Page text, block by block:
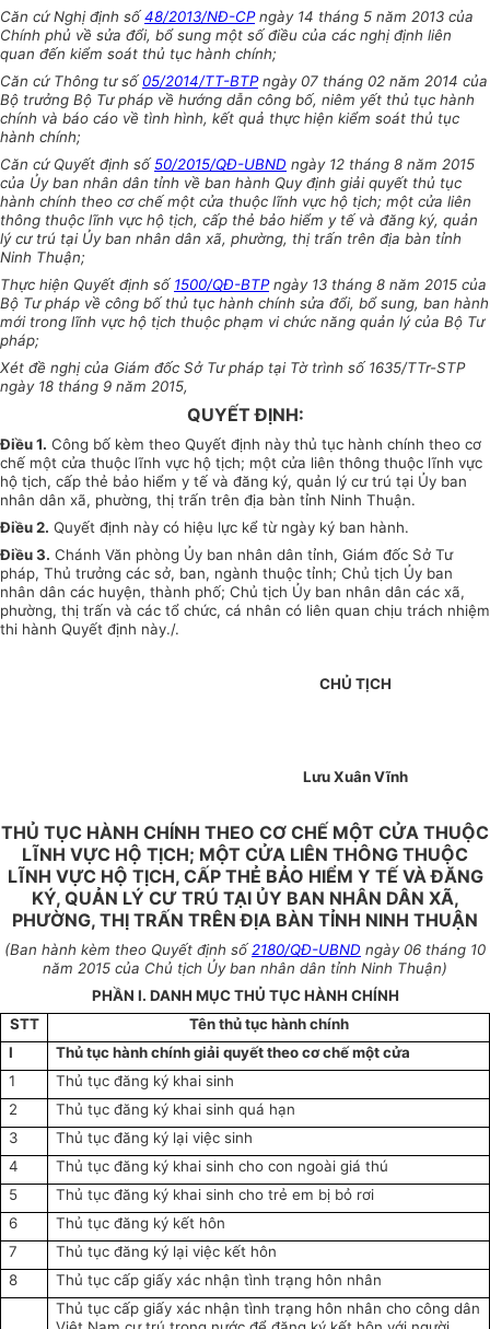
Căn cứ Nghị định số48/2013/NĐ-CPngày 14 tháng 5 năm 2013 của
Chính phủ về sửa đổi, bổ sung một số điều của các nghị định liên
quan đến kiểm soát thủ tục hành chính;
Căn cứ Thông tư số 05/2014/TT-BTPngày 07 tháng 02 năm 2014 của
Bộ trưởng Bộ Tư pháp về hướng dẫn công bố, niêm yết thủ tục hành
chính và báo cáo về tình hình, kết quả thực hiện kiểm soát thủ tục
hành chính;
Căn cứ Quyết định số 50/2015/QĐ-UBND ngày 12 tháng 8 năm 2015
của Ủy ban nhân dân tỉnh về ban hành Quy định giải quyết thủ tục
hành chính theo cơ chế một cửa thuộc lĩnh vực hộ tịch; một cửa liên
thông thuộc lĩnh vực hộ tịch, cấp thẻ bảo hiểm y tế và đăng ký, quản
lý cư trú tại Ủy ban nhân dân xã, phường, thị trấn trên địa bàn tỉnh
Ninh Thuận;
Thực hiện Quyết định số 1500/QĐ-BTPngày 13 tháng 8 năm 2015 của
Bộ Tư pháp về công bố thủ tục hành chính sửa đổi, bổ sung, ban hành
mới trong lĩnh vực hộ tịch thuộc phạm vi chức năng quản lý của Bộ Tư
pháp;
Xét đề nghị của Giám đốc Sở Tư pháp tại Tờ trình số 1635/TTr-STP
ngày 18 tháng 9 năm 2015,
QUYẾT ĐỊNH:
Điều 1. Công bố kèm theo Quyết định này thủ tục hành chính theo cơ
chế một cửa thuộc lĩnh vực hộ tịch; một cửa liên thông thuộc lĩnh vực
hộ tịch, cấp thẻ bảo hiểm y tế và đăng ký, quản lý cư trú tại Ủy ban
nhân dân xã, phường, thị trấn trên địa bàn tỉnh Ninh Thuận.
Điều 2. Quyết định này có hiệu lực kể từ ngày ký ban hành.
Điều 3. Chánh Văn phòng Ủy ban nhân dân tỉnh, Giám đốc Sở Tư
pháp, Thủ trưởng các sở, ban, ngành thuộc tỉnh; Chủ tịch Ủy ban
nhân dân các huyện, thành phố; Chủ tịch Ủy ban nhân dân các xã,
phường, thị trấn và các tổ chức, cá nhân có liên quan chịu trách nhiệm
thi hành Quyết định này./.
CHỦ TỊCH
Lưu Xuân Vĩnh
THỦ TỤC HÀNH CHÍNH THEO CƠ CHẾ MỘT CỬA THUỘC
LĨNH VỰC HỘ TỊCH; MỘT CỬA LIÊN THÔNG THUỘC
LĨNH VỰC HỘ TỊCH, CẤP THẺ BẢO HIỂM Y TẾ VÀ ĐĂNG
KÝ, QUẢN LÝ CƯ TRÚ TẠI ỦY BAN NHÂN DÂN XÃ,
PHƯỜNG, THỊ TRẤN TRÊN ĐỊA BÀN TỈNH NINH THUẬN
(Ban hành kèm theo Quyết định số 2180/QĐ-UBND ngày 06 tháng 10
năm 2015 của Chủ tịch Ủy ban nhân dân tỉnh Ninh Thuận)
PHẦN I. DANH MỤCTHỦ TỤC HÀNH CHÍNH
STT
Tên thủ tục hành chính
I
Thủ tục hành chính giải quyết theo cơ chế một cửa
1
Thủ tục đăng ký khai sinh
2
Thủ tục đăng ký khai sinh quá hạn
3
Thủ tục đăng ký lại việc sinh
4
Thủ tục đăng ký khai sinh cho con ngoài giá thú
5
Thủ tục đăng ký khai sinh cho trẻ em bị bỏ rơi
6
Thủ tục đăng ký kết hôn
7
Thủ tục đăng ký lại việc kết hôn
8
Thủ tục cấp giấy xác nhận tình trạng hôn nhân
Thủ tục cấp giấy xác nhận tình trạng hôn nhân cho công dân